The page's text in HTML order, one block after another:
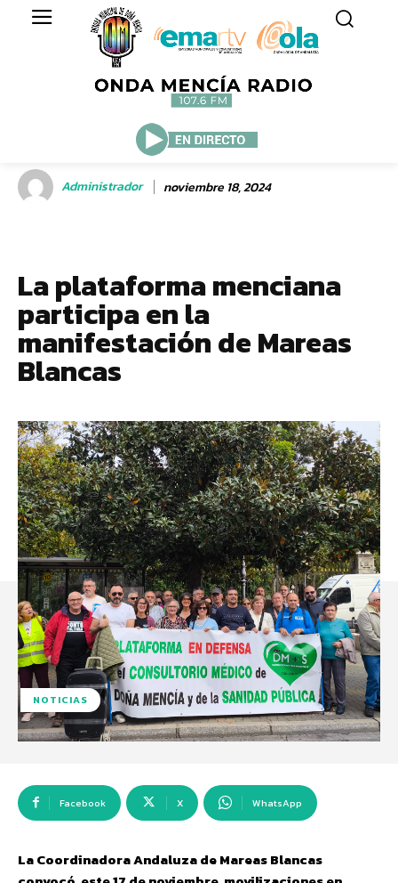
Administrador noviembre 18, 2024
La plataforma menciana
participa en la
manifestación de Mareas
Blancas
NOTICIAS
Facebook X WhatsApp
La Coordinadora Andaluza de Mareas Blancas